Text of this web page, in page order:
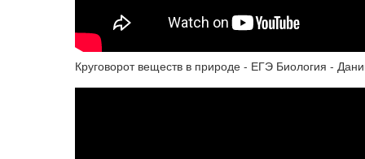
Круговорот веществ в природе - ЕГЭ Биология -